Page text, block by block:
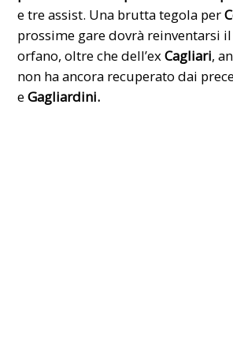
e tre assist. Una brutta tegola per
prossime gare dovrà reinventarsi
orfano, oltre che dell’exCagliari,
non ha ancora recuperato dai
eGagliardini.